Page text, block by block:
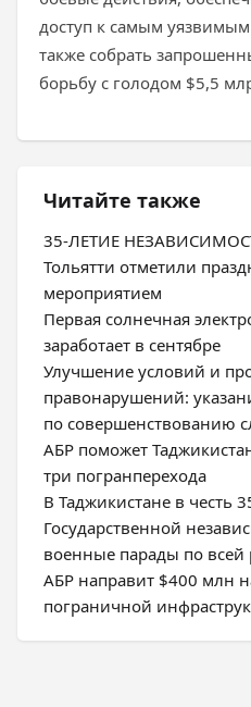
доступ к самым
также собрать
борьбу с голодом $5,5
Читайте также
35-ЛЕТИЕ
Тольятти отметили
мероприятием
Первая солнечная
заработает в сентябре
Улучшение условий и
правонарушений:
по совершенствованию
АБР поможет
три погранперехода
В Таджикистане в честь
Государственной
военные парады по всей
АБР направит $400 млн
пограничной